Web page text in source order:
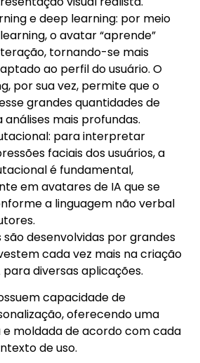
e deep learning: por meio
o avatar “aprende”
tornando-se mais
ao perfil do usuário. O
por sua vez, permite que o
grandes quantidades de
análises mais profundas.
para interpretar
faciais dos usuários, a
é fundamental,
em avatares de IA que se
a linguagem não verbal
são desenvolvidas por grandes
cada vez mais na criação
diversas aplicações.
capacidade de
oferecendo uma
e moldada de acordo com cada
de uso.